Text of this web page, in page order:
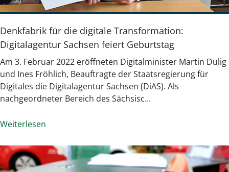
Denkfabrik für die digitale Transformation:
Digitalagentur Sachsen feiert Geburtstag
Am 3. Februar 2022 eröffneten Digitalminister Martin Dulig
und Ines Fröhlich, Beauftragte der Staatsregierung für
Digitales die Digitalagentur Sachsen (DiAS). Als
nachgeordneter Bereich des Sächsisc...
Weiterlesen